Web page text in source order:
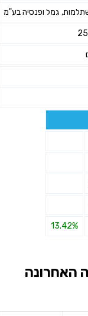
גמל ופנסיה בע"מ
13.42%
האחרונה